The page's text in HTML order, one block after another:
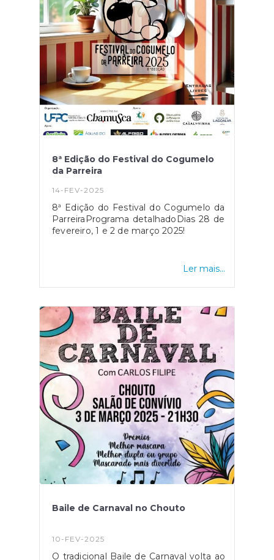
8ª Edição do Festival do Cogumelo
da Parreira
14-FEV-2025
8ª Edição do Festival do Cogumelo da
ParreiraPrograma detalhadoDias 28 de
fevereiro, 1 e 2 de março 2025!
Ler mais...
Baile de Carnaval no Chouto
10-FEV-2025
O tradicional Baile de Carnaval volta ao